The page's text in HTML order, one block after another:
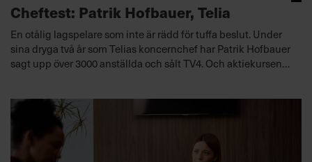
Cheftest: Patrik Hofbauer, Telia
En otålig lagspelare som inte är rädd för tuffa beslut. Under
sina dryga två år som Telias koncernchef har Patrik Hofbauer
sagt upp över 3000 anställda och sålt TV4. Och aktiekursen